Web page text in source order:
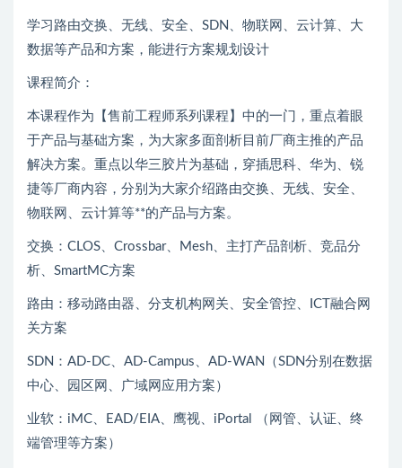
学习路由交换、无线、安全、SDN、物联网、云计算、大
数据等产品和方案，能进行方案规划设计
课程简介：
本课程作为【售前工程师系列课程】中的一门，重点着眼
于产品与基础方案，为大家多面剖析目前厂商主推的产品
解决方案。重点以华三胶片为基础，穿插思科、华为、锐
捷等厂商内容，分别为大家介绍路由交换、无线、安全、
物联网、云计算等**的产品与方案。
交换：CLOS、Crossbar、Mesh、主打产品剖析、竞品分
析、SmartMC方案
路由：移动路由器、分支机构网关、安全管控、ICT融合网
关方案
SDN：AD-DC、AD-Campus、AD-WAN（SDN分别在数据
中心、园区网、广域网应用方案）
业软：iMC、EAD/EIA、鹰视、iPortal （网管、认证、终
端管理等方案）